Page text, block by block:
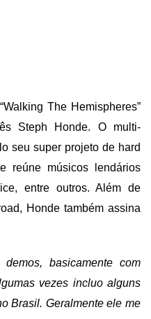
The Hemispheres”
Steph Honde. O multi-
seu super projeto de hard
reúne músicos lendários
entre outros. Além de
Honde também assina
basicamente com
vezes incluo alguns
Brasil. Geralmente ele me